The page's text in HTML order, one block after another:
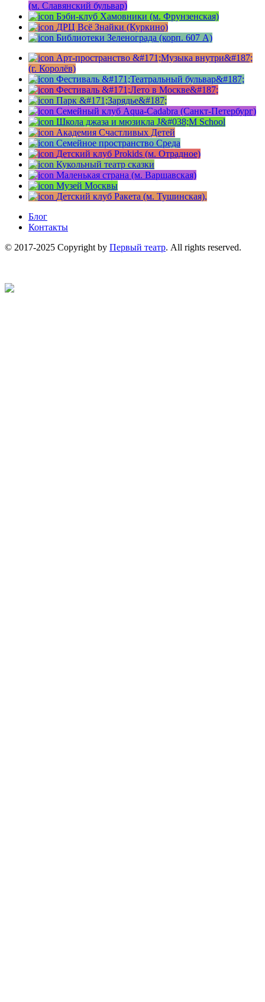
(м. Славянский бульвар)
Бэби-клуб Хамовники (м. Фрунзенская)
ДРЦ Всё Знайки (Куркино)
Библиотеки Зеленограда (корп. 607 A)
Арт-пространство &#171;Музыка внутри&#187;
(г. Королёв)
Фестиваль &#171;Театральный бульвар&#187;
Фестиваль &#171;Лето в Москве&#187;
Парк &#171;Зарядье&#187;
Семейный клуб Aqua-Cadabra (Санкт-Петербург)
Школа джаза и мюзикла J&#038;M School
Академия Счастливых Детей
Семейное пространство Среда
Детский клуб Prokids (м. Отрадное)
Кукольный театр сказки
Маленькая страна (м. Варшавская)
Музей Москвы
Детский клуб Ракета (м. Тушинская),
Блог
Контакты
© 2017-2025 Copyright by Первый театр. All rights reserved.